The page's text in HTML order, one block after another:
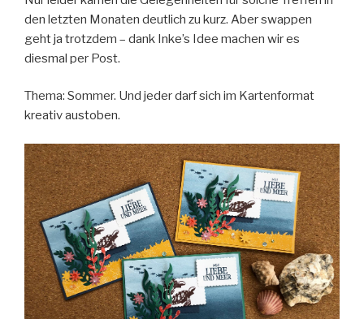
den letzten Monaten deutlich zu kurz. Aber swappen
geht ja trotzdem – dank Inke’s Idee machen wir es
diesmal per Post.
Thema: Sommer. Und jeder darf sich im Kartenformat
kreativ austoben.